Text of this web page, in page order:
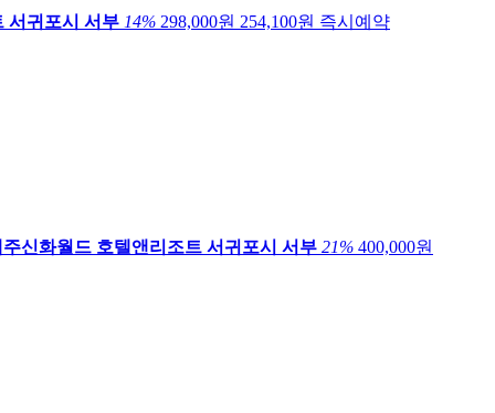
서귀포시 서부 14% 298,000원 254,100원 즉시예약
신화월드 호텔앤리조트 서귀포시 서부 21% 400,000원